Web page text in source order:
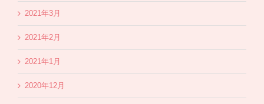
2021年3月
2021年2月
2021年1月
2020年12月